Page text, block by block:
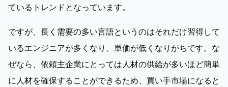
ているトレンドとなっています。
ですが、長く需要の多い言語というのはそれだけ習得して
いるエンジニアが多くなり、単価が低くなりがちです。な
ぜなら、依頼主企業にとっては人材の供給が多いほど簡単
に人材を確保することができるため、買い手市場になると